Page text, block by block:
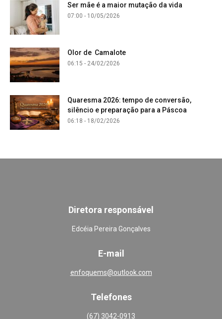
Ser mãe é a maior mutação da vida
07:00 - 10/05/2026
Olor de Camalote
06:15 - 24/02/2026
Quaresma 2026: tempo de conversão,
silêncio e preparação para a Páscoa
06:18 - 18/02/2026
Diretora responsável
Edcéia Pereira Gonçalves
E-mail
enfoquems@outlook.com
Telefones
(67) 3042-0913